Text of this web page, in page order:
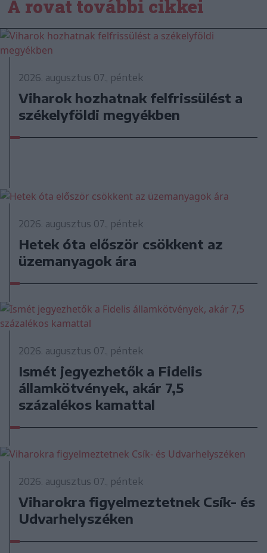
A rovat további cikkei
2026. augusztus 07., péntek
Viharok hozhatnak felfrissülést a
székelyföldi megyékben
2026. augusztus 07., péntek
Hetek óta először csökkent az
üzemanyagok ára
2026. augusztus 07., péntek
Ismét jegyezhetők a Fidelis
államkötvények, akár 7,5
százalékos kamattal
2026. augusztus 07., péntek
Viharokra figyelmeztetnek Csík- és
Udvarhelyszéken